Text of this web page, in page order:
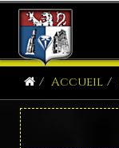
Accueil